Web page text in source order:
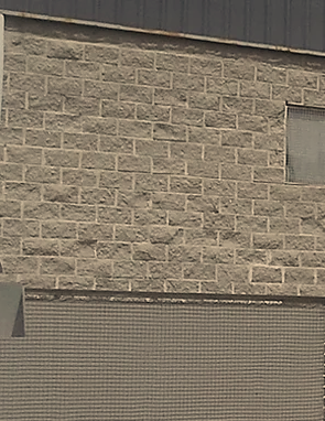
UNA EMPRESA CON MAS DE
DE TRAYECTORIA